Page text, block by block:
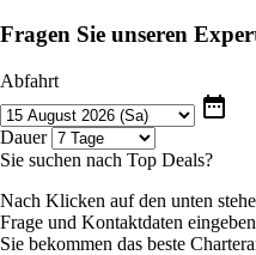
Fragen Sie unseren
Abfahrt
date_range
Dauer
Sie suchen nach Top Deals?
Nach Klicken auf den unten
Frage und Kontaktdaten
Sie bekommen das beste